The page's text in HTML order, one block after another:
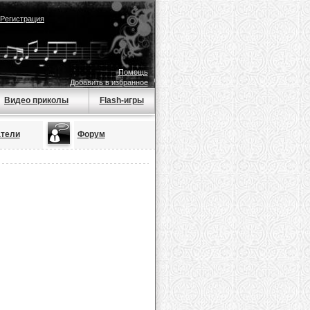
Регистрация
Помощь
Добавить в избранное
Видео приколы Flash-игры
Форум